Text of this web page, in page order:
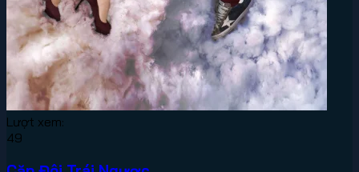
Lượt xem:
49